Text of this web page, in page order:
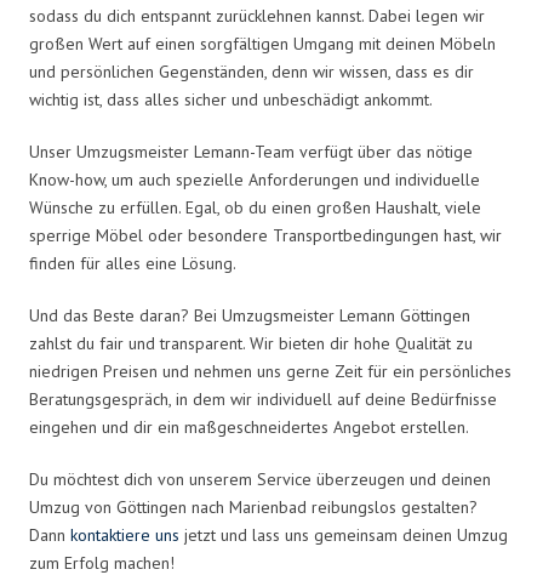
sodass du dich entspannt zurücklehnen kannst. Dabei legen wir
großen Wert auf einen sorgfältigen Umgang mit deinen Möbeln
und persönlichen Gegenständen, denn wir wissen, dass es dir
wichtig ist, dass alles sicher und unbeschädigt ankommt.
Unser Umzugsmeister Lemann-Team verfügt über das nötige
Know-how, um auch spezielle Anforderungen und individuelle
Wünsche zu erfüllen. Egal, ob du einen großen Haushalt, viele
sperrige Möbel oder besondere Transportbedingungen hast, wir
finden für alles eine Lösung.
Und das Beste daran? Bei Umzugsmeister Lemann Göttingen
zahlst du fair und transparent. Wir bieten dir hohe Qualität zu
niedrigen Preisen und nehmen uns gerne Zeit für ein persönliches
Beratungsgespräch, in dem wir individuell auf deine Bedürfnisse
eingehen und dir ein maßgeschneidertes Angebot erstellen.
Du möchtest dich von unserem Service überzeugen und deinen
Umzug von Göttingen nach Marienbad reibungslos gestalten?
Dann kontaktiere uns jetzt und lass uns gemeinsam deinen Umzug
zum Erfolg machen!